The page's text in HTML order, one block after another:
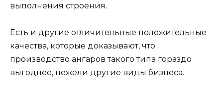
выполнения строения.
Есть и другие отличительные положительные
качества, которые доказывают, что
производство ангаров такого типа гораздо
выгоднее, нежели другие виды бизнеса.